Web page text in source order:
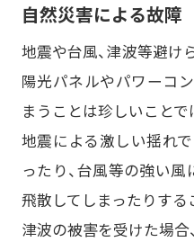
自然災害による故障
地震や台風、津波等避け
陽光パネルやパワーコ
まうことは珍しいことで
地震による激しい揺れ
ったり、台風等の強い風
飛散してしまったりする
津波の被害を受けた場合